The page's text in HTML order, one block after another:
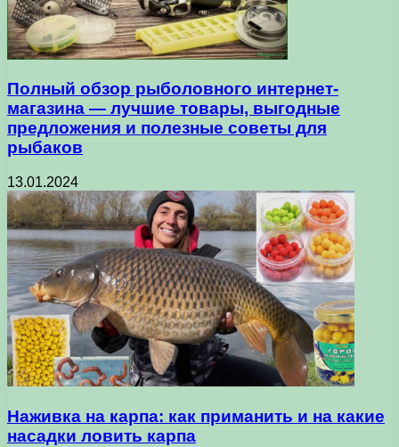
Полный обзор рыболовного интернет-
магазина — лучшие товары, выгодные
предложения и полезные советы для
рыбаков
13.01.2024
Наживка на карпа: как приманить и на какие
насадки ловить карпа